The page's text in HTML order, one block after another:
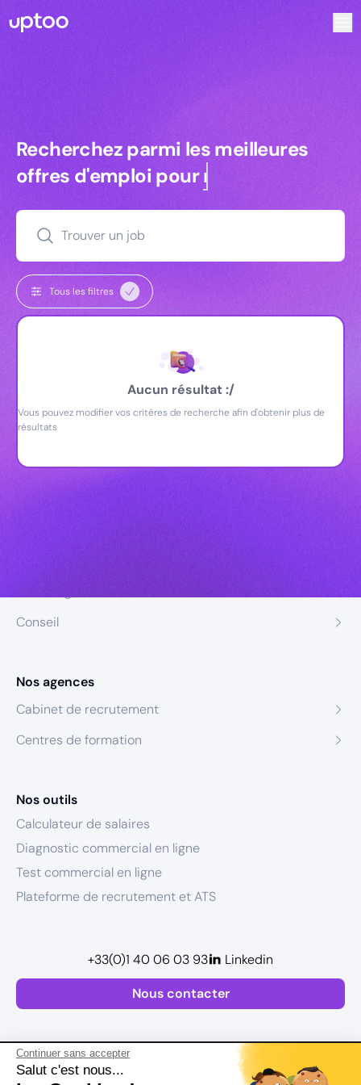
Continuer sans accepter
Salut c'est nous...
Recherchez parmi les meilleures
Recherchez parmi les meilleures
offres d'emploi pourmanagers
Trouver un job
Tous les filtres
Aucun résultat :/
Vous pouvez modifier vos critères de recherche afin d'obtenir plus de
résultats
Conseil
Nos agences
Cabinet de recrutement
Centres de formation
Nos outils
Calculateur de salaires
Diagnostic commercial en ligne
Test commercial en ligne
Plateforme de recrutement et ATS
Nous contacter
+33(0)1 40 06 03 93 Linkedin